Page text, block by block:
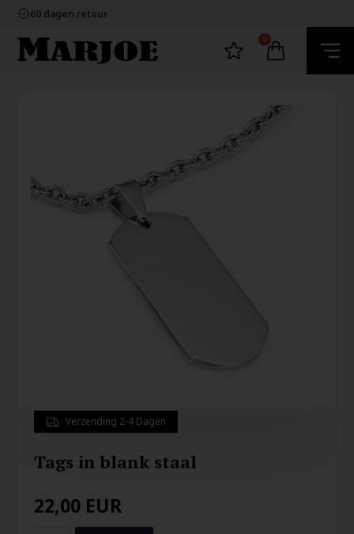
60 dagen retour
Ecommerce Europe
100% nikkelvrij sieraden
60 dagen retour
0
Verzending 2-4 Dagen
Tags in blank staal
22,00 EUR